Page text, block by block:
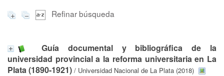
Refinar búsqueda
Guía documental y bibliográfica de la
universidad provincial a la reforma universitaria en La
Plata (1890-1921) / Universidad Nacional de La Plata (2018)